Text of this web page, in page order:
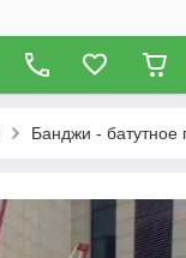
Банджи - батутное